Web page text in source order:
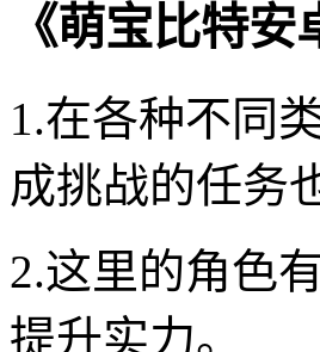
《萌宝比特
1.在各种不同
成挑战的任务
2.这里的角色
提升实力。